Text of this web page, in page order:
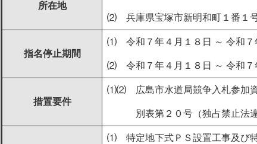
所在地
⑵ 兵庫県宝塚市新明和町１番１
指名停止期間
⑴ 令和７年４月１８日 ～ 令和７
⑵ 令和７年４月１８日 ～ 令和７
措置要件
⑴⑵ 広島市水道局競争入札参加資
別表第２０号（独占禁止法違
⑴ 特定地下式ＰＳ設置工事及び